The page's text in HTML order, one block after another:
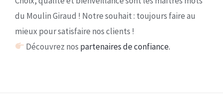
du Moulin Giraud ! Notre souhait : toujours faire au
mieux pour satisfaire nos clients !
Découvrez nos partenaires de confiance.